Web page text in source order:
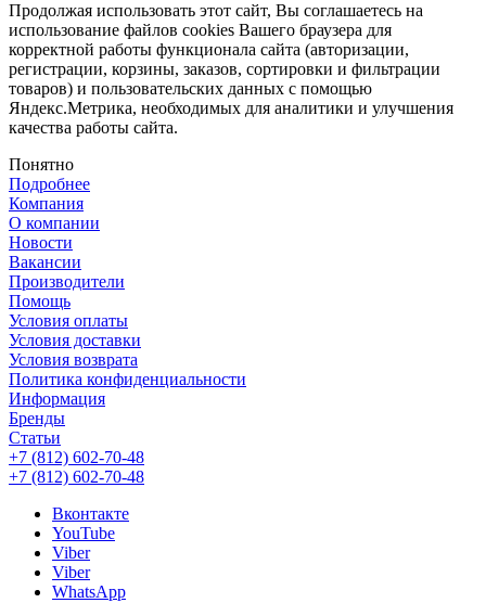
Продолжая использовать этот сайт, Вы соглашаетесь на
использование файлов cookies Вашего браузера для
корректной работы функционала сайта (авторизации,
регистрации, корзины, заказов, сортировки и фильтрации
товаров) и пользовательских данных с помощью
Яндекс.Метрика, необходимых для аналитики и улучшения
качества работы сайта.
Понятно
Подробнее
Компания
О компании
Новости
Вакансии
Производители
Помощь
Условия оплаты
Условия доставки
Условия возврата
Политика конфиденциальности
Информация
Бренды
Статьи
+7 (812) 602-70-48
+7 (812) 602-70-48
Вконтакте
YouTube
Viber
Viber
WhatsApp